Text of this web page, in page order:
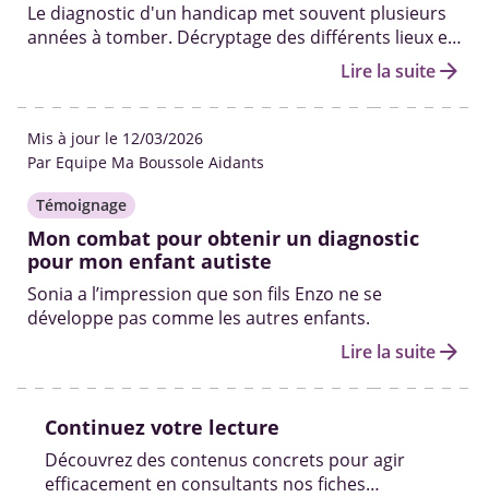
Le diagnostic d'un handicap met souvent plusieurs
années à tomber. Décryptage des différents lieux et
professionnels pour diagnostiquer un handicap.
Lire la suitearrow_forward
Mis à jour le 12/03/2026
Par Equipe Ma Boussole Aidants
Témoignage
Mon combat pour obtenir un diagnostic
pour mon enfant autiste
Sonia a l’impression que son fils Enzo ne se
développe pas comme les autres enfants.
Lire la suitearrow_forward
Continuez votre lecture
Découvrez des contenus concrets pour agir
efficacement en consultants nos fiches